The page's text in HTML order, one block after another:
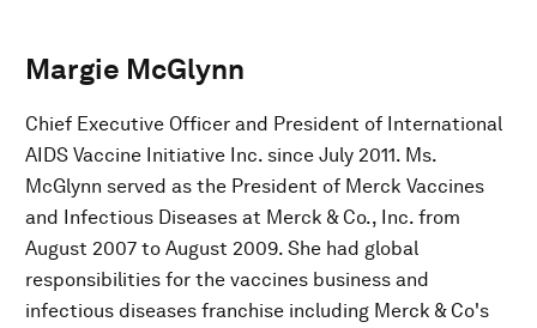
Margie McGlynn
Chief Executive Officer and President of International
AIDS Vaccine Initiative Inc. since July 2011. Ms.
McGlynn served as the President of Merck Vaccines
and Infectious Diseases at Merck & Co., Inc. from
August 2007 to August 2009. She had global
responsibilities for the vaccines business and
infectious diseases franchise including Merck & Co's